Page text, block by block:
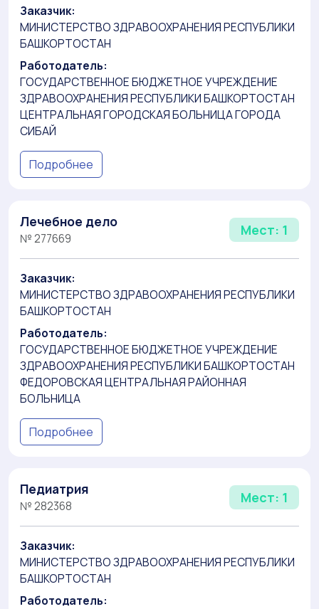
Заказчик:
МИНИСТЕРСТВО ЗДРАВООХРАНЕНИЯ РЕСПУБЛИКИ
БАШКОРТОСТАН
Работодатель:
ГОСУДАРСТВЕННОЕ БЮДЖЕТНОЕ УЧРЕЖДЕНИЕ
ЗДРАВООХРАНЕНИЯ РЕСПУБЛИКИ БАШКОРТОСТАН
ЦЕНТРАЛЬНАЯ ГОРОДСКАЯ БОЛЬНИЦА ГОРОДА
СИБАЙ
Подробнее
Лечебное дело
№ 277669
Мест: 1
Заказчик:
МИНИСТЕРСТВО ЗДРАВООХРАНЕНИЯ РЕСПУБЛИКИ
БАШКОРТОСТАН
Работодатель:
ГОСУДАРСТВЕННОЕ БЮДЖЕТНОЕ УЧРЕЖДЕНИЕ
ЗДРАВООХРАНЕНИЯ РЕСПУБЛИКИ БАШКОРТОСТАН
ФЕДОРОВСКАЯ ЦЕНТРАЛЬНАЯ РАЙОННАЯ
БОЛЬНИЦА
Подробнее
Педиатрия
№ 282368
Мест: 1
Заказчик:
МИНИСТЕРСТВО ЗДРАВООХРАНЕНИЯ РЕСПУБЛИКИ
БАШКОРТОСТАН
Работодатель: